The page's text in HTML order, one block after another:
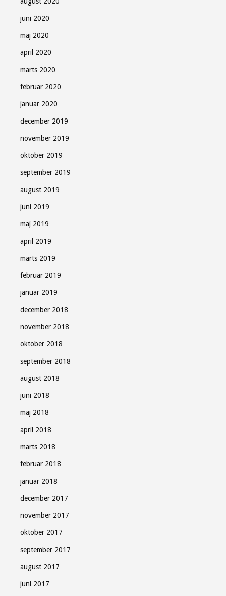
juni 2020
maj 2020
april 2020
marts 2020
februar 2020
januar 2020
december 2019
november 2019
oktober 2019
september 2019
august 2019
juni 2019
maj 2019
april 2019
marts 2019
februar 2019
januar 2019
december 2018
november 2018
oktober 2018
september 2018
august 2018
juni 2018
maj 2018
april 2018
marts 2018
februar 2018
januar 2018
december 2017
november 2017
oktober 2017
september 2017
august 2017
juni 2017